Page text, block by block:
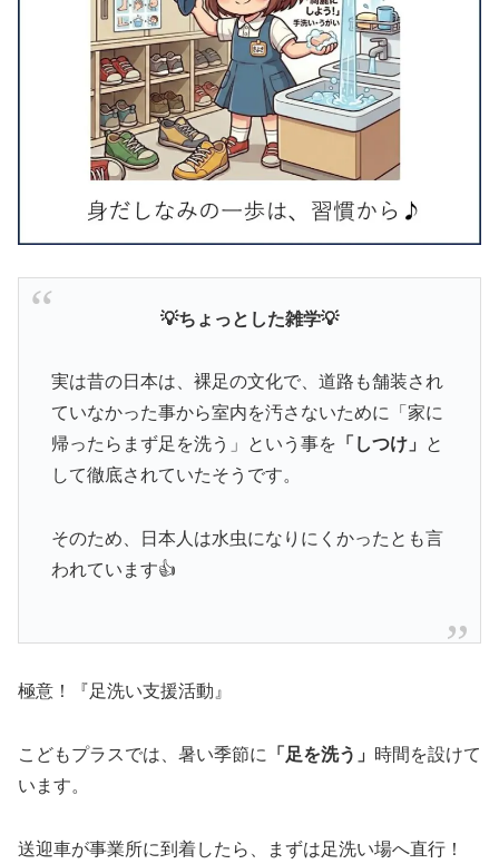
💡ちょっとした雑学💡
実は昔の日本は、裸足の文化で、道路も舗装され
ていなかった事から室内を汚さないために「家に
帰ったらまず足を洗う」という事を 「しつけ」
と
して徹底されていたそうです。
そのため、日本人は水虫になりにくかったとも言
われています👍
極意！『足洗い支援活動』
こどもプラスでは、暑い季節に 「足を洗う」 時間を設けて
います。
送迎車が事業所に到着したら、まずは足洗い場へ直行！